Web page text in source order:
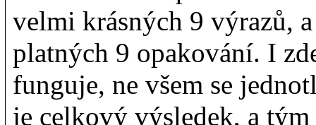
velmi krásných 9 výrazů,
platných 9 opakování. I
funguje, ne všem se
je celkový výsledek, a